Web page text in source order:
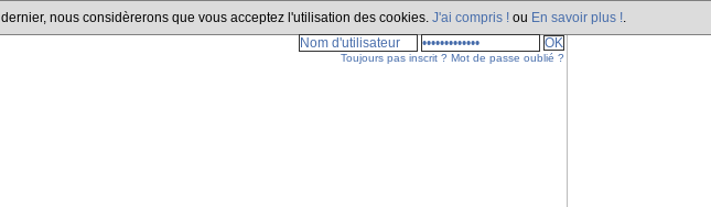
nous considèrerons que vous acceptez l'utilisation des cookies. J'ai compris ! ou En savoir plus !
Toujours pas inscrit ? Mot de passe oublié ?